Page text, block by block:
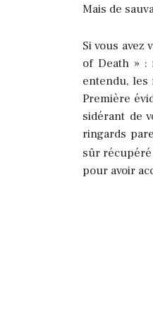
Mais de
Si vous avez
of Death » :
entendu, les
Première
sidérant de
ringards
sûr
pour avoir